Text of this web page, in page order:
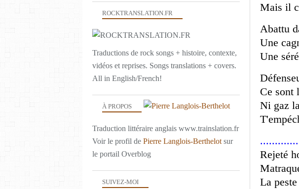
Mais il
Abattu
Une
Une
Ce sont
Ni gaz
Rejeté
La
SUIVEZ-MOI
ROCKTRANSLATION.FR
Traductions de rock songs + histoire, contexte,
vidéos et reprises. Songs translations + covers.
All in English/French!
À PROPOS
Traduction littéraire anglais www.trainslation.fr
Voir le profil de Pierre Langlois-Berthelot sur
le portail Overblog